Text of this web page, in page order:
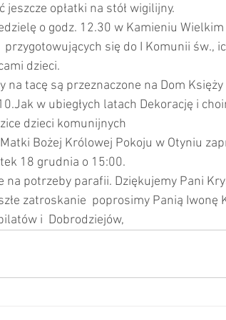
jeszcze opłatki na stół wigilijny.
o godz. 12.30 w Kamieniu
przygotowujących się do I Komunii św.,
dzieci.
na tacę są przeznaczone na Dom
10.Jak w ubiegłych latach
rodzice
18 grudnia o 15:00.
na potrzeby parafii. Dziękujemy Pani
zatroskanie  poprosimy Panią
i  Dobrodziejów,